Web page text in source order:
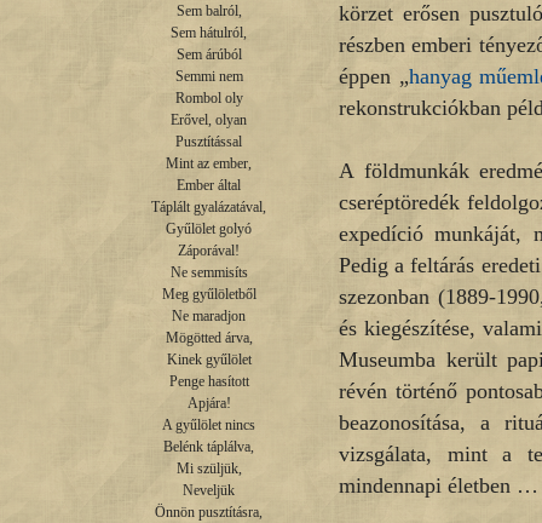
Sem balról,
Sem hátulról,
Sem árúból
Semmi nem
Rombol oly
Erővel, olyan
Pusztítással
Mint az ember,
Ember által
Táplált gyalázatával,
Gyűlölet golyó
Záporával!
Ne semmisíts
Meg gyűlöletből
Ne maradjon
Mögötted árva,
Kinek gyűlölet
Penge hasított
Apjára!
A gyűlölet nincs
Belénk táplálva,
Mi szüljük,
Neveljük
Önnön pusztításra,
körzet erősen
részben emberi
éppen „hanyag
rekonstrukciókban
A földmunkák
cseréptöredék
expedíció munkáját,
Pedig a feltárás
szezonban (1889-
és kiegészítése,
Museumba került
révén történő
beazonosítása, a
vizsgálata, mint a
mindennapi életben …